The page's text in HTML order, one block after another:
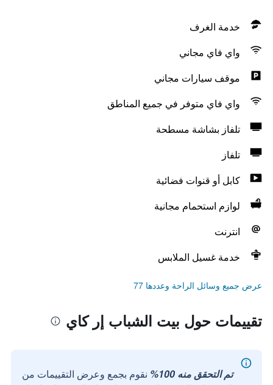
خدمة الغرف
واي فاي مجاني
موقف سيارات مجاني
واي فاي متوفر في جميع المناطق
تلفاز بشاشة مسطحة
تلفاز
كابل أو قنوات فضائية
لوازم استحمام مجانية
انترنت
خدمة غسيل الملابس
عرض جميع وسائل الراحة وعددها 77
تقييمات حول بيت الشباب إر كاي
تم التحقق منه 100%
نقوم بجمع وعرض التقييمات من